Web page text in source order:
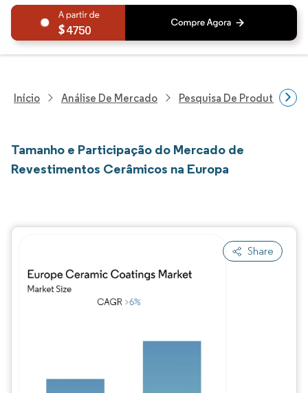
4750
Início Análise De Mercado Pesquisa De Produtos
Tamanho e Participação do Mercado de
Revestimentos Cerâmicos na Europa
Share